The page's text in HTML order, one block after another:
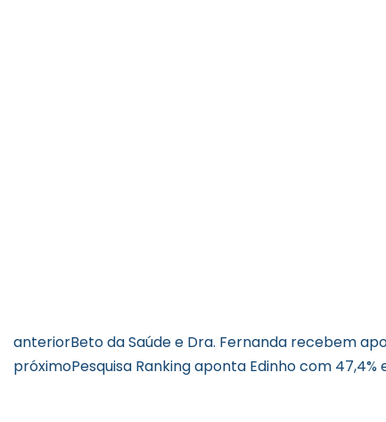
anteriorBeto da Saúde e Dra. Fernanda recebem
próximoPesquisa Ranking aponta Edinho com 47,4%